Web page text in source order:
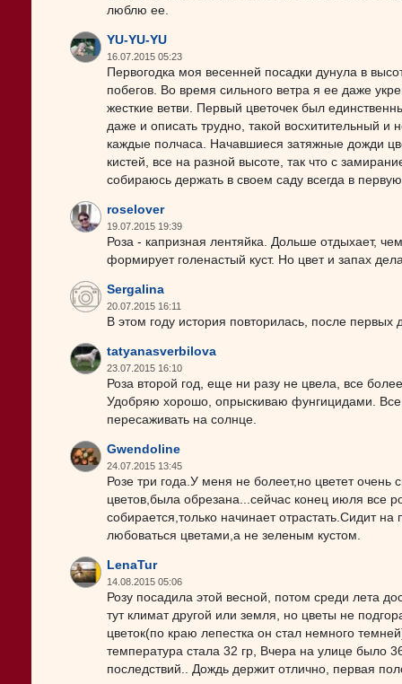
люблю ее.
YU-YU-YU
16.07.2015 05:23
Первогодка моя весенней посадки дунула в
побегов. Во время сильного ветра я ее даже
жесткие ветви. Первый цветочек был
даже и описать трудно, такой восхитительный
каждые полчаса. Начавшиеся затяжные дожди
кистей, все на разной высоте, так что с
собираюсь держать в своем саду всегда в
roselover
19.07.2015 19:39
Роза - капризная лентяйка. Дольше отдыхает,
формирует голенастый куст. Но цвет и запах
Sergalina
20.07.2015 16:11
В этом году история повторилась, после
tatyanasverbilova
23.07.2015 16:10
Роза второй год, еще ни разу не цвела, все
Удобряю хорошо, опрыскиваю фунгицидами. Все
пересаживать на солнце.
Gwendoline
24.07.2015 13:45
Розе три года.У меня не болеет,но цветет
цветов,была обрезана...сейчас конец июля все
собирается,только начинает отрастать.Сидит
любоваться цветами,а не зеленым кустом.
LenaTur
14.08.2015 05:06
Розу посадила этой весной, потом среди лета
тут климат другой или земля, но цветы не
цветок(по краю лепестка он стал немного
температура стала 32 гр, Вчера на улице было
последствий.. Дождь держит отлично, первая